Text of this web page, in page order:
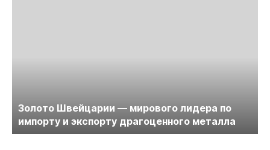
Золото Швейцарии — мирового лидера по
импорту и экспорту драгоценного металла